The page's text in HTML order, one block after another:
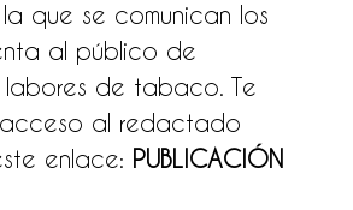
que se comunican los
al público de
labores de tabaco. Te
al redactado
enlace: PUBLICACIÓN